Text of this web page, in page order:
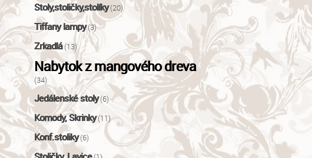
Stoly,stoličky,stolíky(20)
Tiffany lampy(3)
Zrkadlá(13)
Nabytok z mangového dreva
(34)
Jedálenské stoly(6)
Komody, Skrinky(11)
Konf.stoliky(6)